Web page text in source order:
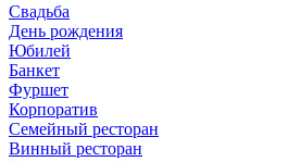
Свадьба
День рождения
Юбилей
Банкет
Фуршет
Корпоратив
Семейный ресторан
Винный ресторан